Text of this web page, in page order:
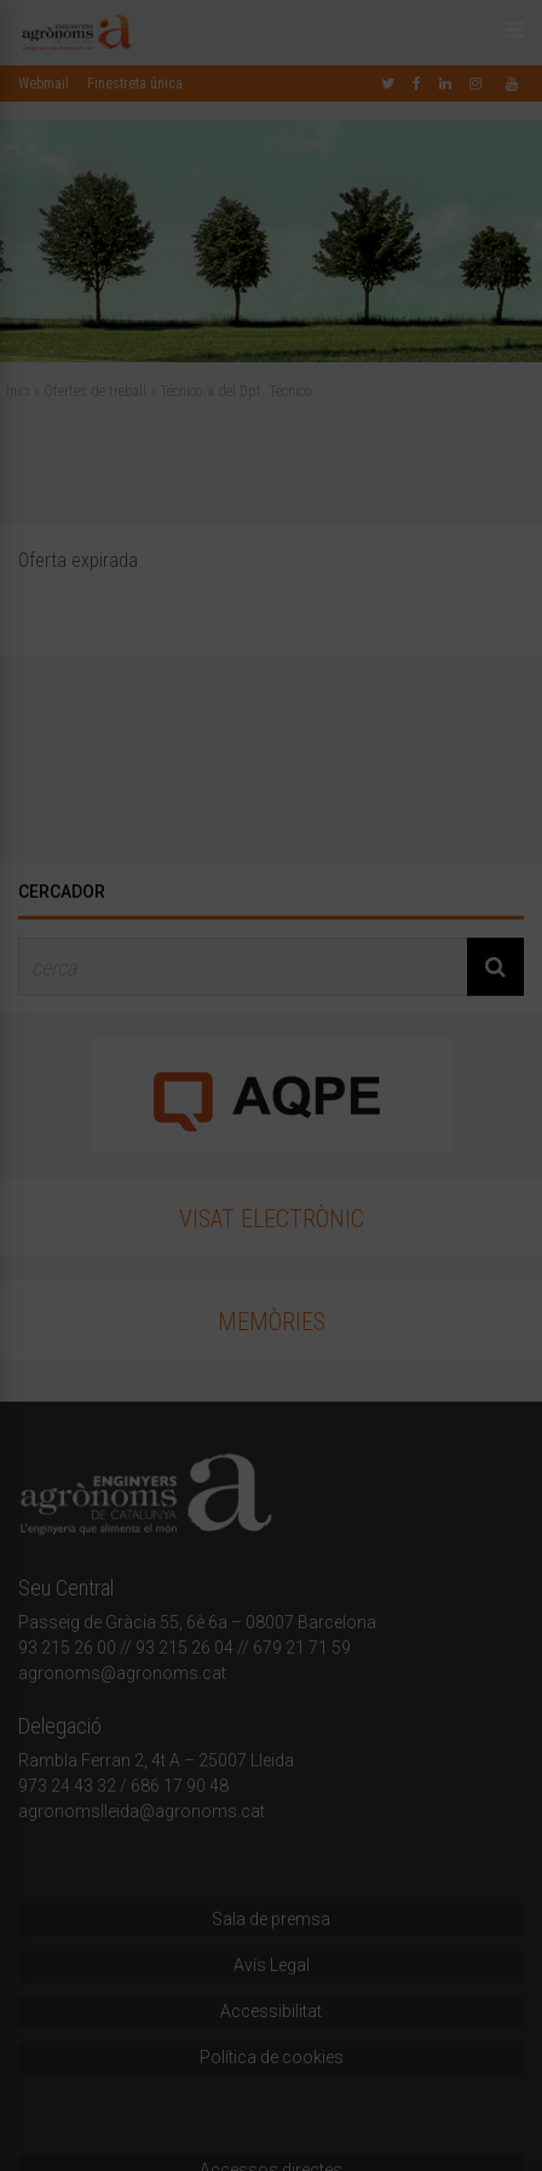
Webmail Finestreta única
Oferta expirada
CERCADOR
VISAT ELECTRÒNIC
MEMÒRIES
Seu Central
Passeig de Gràcia 55, 6è 6a – 08007 Barcelona
93 215 26 00 // 93 215 26 04 // 679 21 71 59
agronoms@agronoms.cat
Delegació
Rambla Ferran 2, 4t A – 25007 Lleida
973 24 43 32 / 686 17 90 48
agronomslleida@agronoms.cat
Sala de premsa
Avís Legal
Accessibilitat
Política de cookies